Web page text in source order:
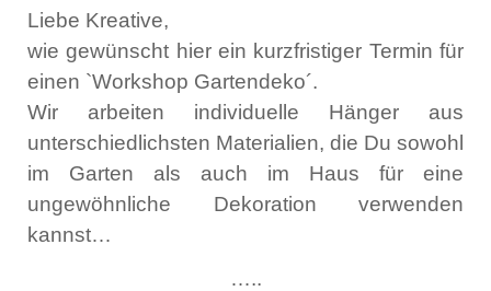
Liebe Kreative,
wie gewünscht hier ein kurzfristiger Termin für
einen `Workshop Gartendeko´.
Wir arbeiten individuelle Hänger aus
unterschiedlichsten Materialien, die Du sowohl
im Garten als auch im Haus für eine
ungewöhnliche Dekoration verwenden
kannst…
…..